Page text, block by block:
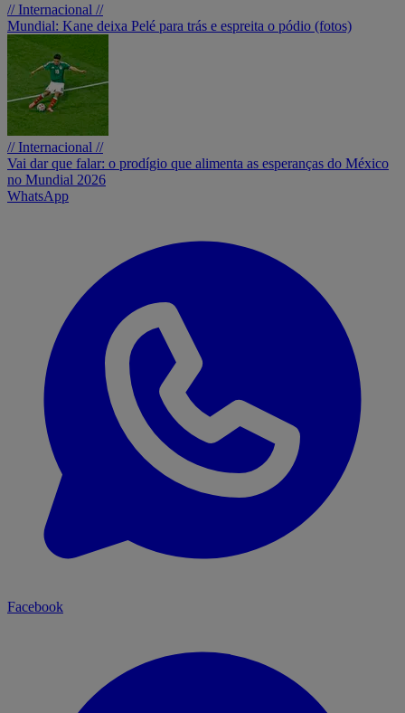
// Internacional //
Mundial: Kane deixa Pelé para trás e espreita o pódio (fotos)
// Internacional //
Vai dar que falar: o prodígio que alimenta as esperanças do México
no Mundial 2026
WhatsApp
Facebook